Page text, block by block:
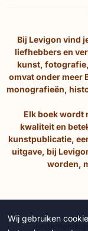
Bij Levigon vind
liefhebbers en
kunst,
omvat onder meer
monografieën,
Elk boek wordt
kwaliteit en
kunstpublicatie,
uitgave, bij
worden,
Wij gebruiken